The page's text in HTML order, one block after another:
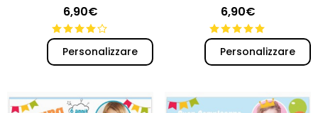
6,90€
Personalizzare
6,90€
Personalizzare